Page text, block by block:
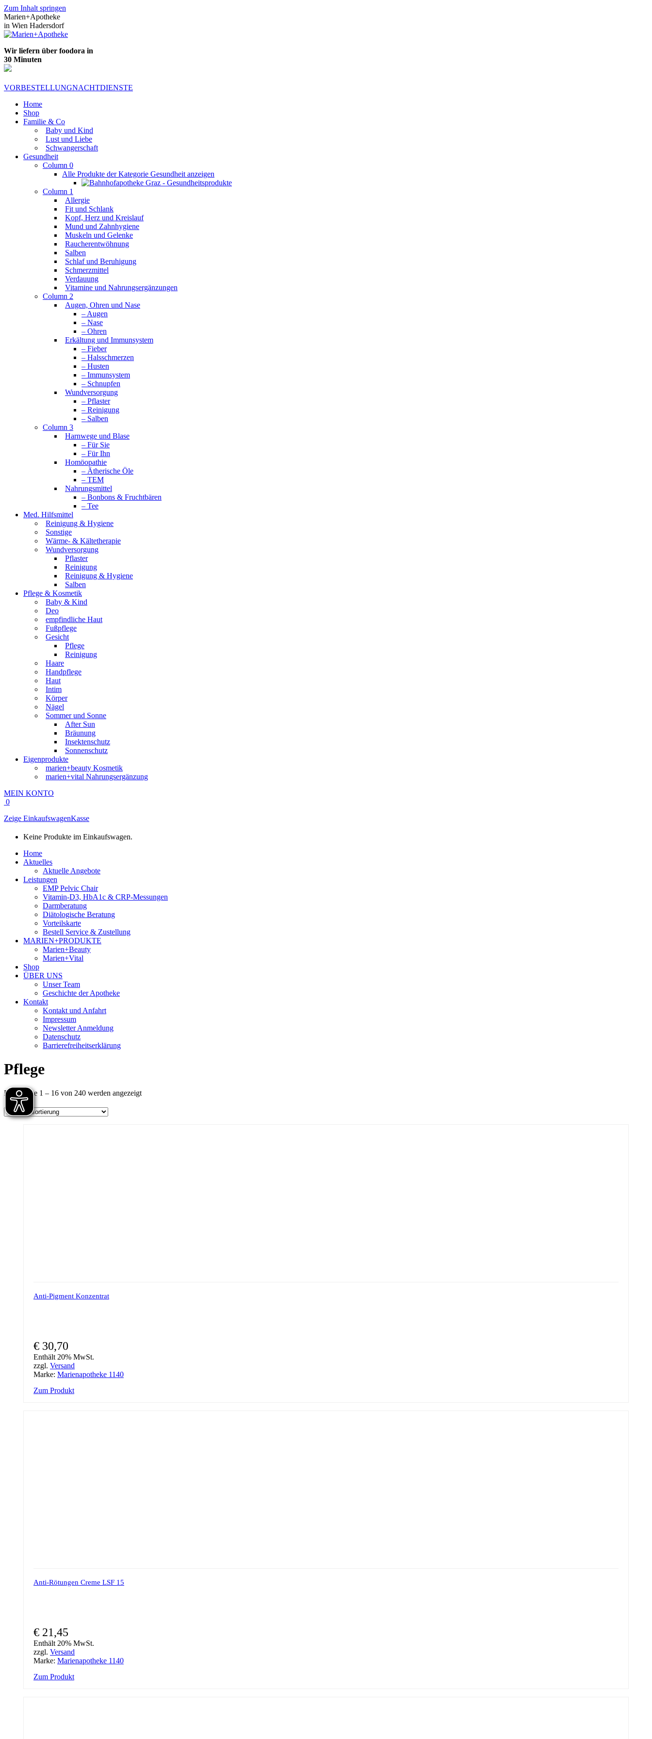
Zum Inhalt springen
Marien+Apotheke
in Wien Hadersdorf
Wir liefern über foodora in
30 Minuten
VORBESTELLUNGNACHTDIENSTE
Home
Shop
Familie & Co
Baby und Kind
Lust und Liebe
Schwangerschaft
Gesundheit
Column 0
Alle Produkte der Kategorie Gesundheit anzeigen
Column 1
Allergie
Fit und Schlank
Kopf, Herz und Kreislauf
Mund und Zahnhygiene
Muskeln und Gelenke
Raucherentwöhnung
Salben
Schlaf und Beruhigung
Schmerzmittel
Verdauung
Vitamine und Nahrungsergänzungen
Column 2
Augen, Ohren und Nase
– Augen
– Nase
– Ohren
Erkältung und Immunsystem
– Fieber
– Halsschmerzen
– Husten
– Immunsystem
– Schnupfen
Wundversorgung
– Pflaster
– Reinigung
– Salben
Column 3
Harnwege und Blase
– Für Sie
– Für Ihn
Homöopathie
– Ätherische Öle
– TEM
Nahrungsmittel
– Bonbons & Fruchtbären
– Tee
Med. Hilfsmittel
Reinigung & Hygiene
Sonstige
Wärme- & Kältetherapie
Wundversorgung
Pflaster
Reinigung
Reinigung & Hygiene
Salben
Pflege & Kosmetik
Baby & Kind
Deo
empfindliche Haut
Fußpflege
Gesicht
Pflege
Reinigung
Haare
Handpflege
Haut
Intim
Körper
Nägel
Sommer und Sonne
After Sun
Bräunung
Insektenschutz
Sonnenschutz
Eigenprodukte
marien+beauty Kosmetik
marien+vital Nahrungsergänzung
MEIN KONTO
0
Zeige EinkaufswagenKasse
Keine Produkte im Einkaufswagen.
Home
Aktuelles
Aktuelle Angebote
Leistungen
EMP Pelvic Chair
Vitamin-D3, HbA1c & CRP-Messungen
Darmberatung
Diätologische Beratung
Vorteilskarte
Bestell Service & Zustellung
MARIEN+PRODUKTE
Marien+Beauty
Marien+Vital
Shop
ÜBER UNS
Unser Team
Geschichte der Apotheke
Kontakt
Kontakt und Anfahrt
Impressum
Newsletter Anmeldung
Datenschutz
Barrierefreiheitserklärung
Pflege
Ergebnisse 1 – 16 von 240 werden angezeigt
Anti-Pigment Konzentrat
€ 30,70
Enthält 20% MwSt.
zzgl. Versand
Marke: Marienapotheke 1140
Zum Produkt
Anti-Rötungen Creme LSF 15
€ 21,45
Enthält 20% MwSt.
zzgl. Versand
Marke: Marienapotheke 1140
Zum Produkt